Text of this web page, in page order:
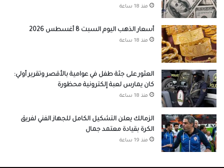
منذ 18 ساعة
أسعار الذهب اليوم السبت 8 أغسطس 2026
منذ 18 ساعة
العثور على جثة طفل في عوامية بالأقصر وتقرير أولي:
كان يمارس لعبة إلكترونية محظورة
منذ 18 ساعة
الزمالك يعلن التشكيل الكامل للجهاز الفني لفريق
الكرة بقيادة معتمد جمال
منذ 19 ساعة